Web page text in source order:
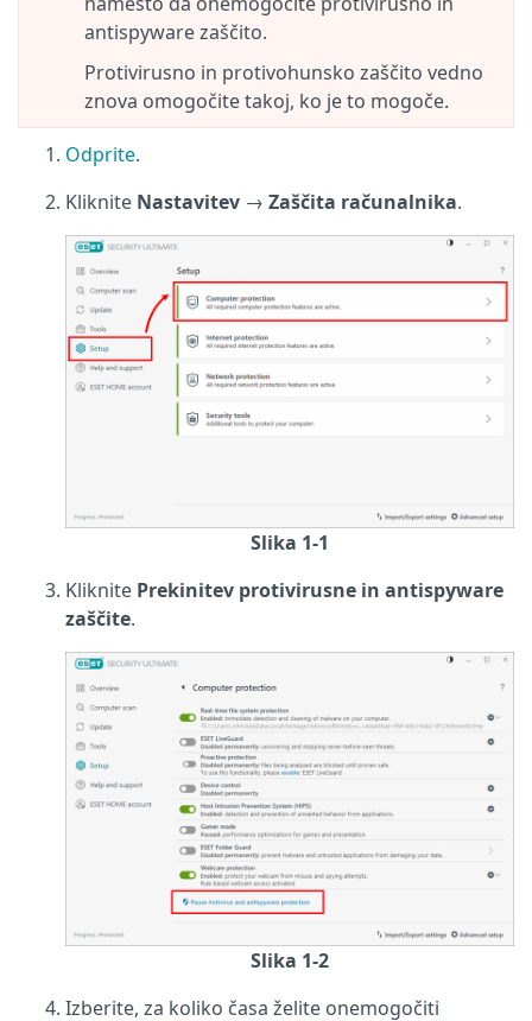
antispyware zaščito.
Protivirusno in protivohunsko zaščito vedno
znova omogočite takoj, ko je to mogoče.
Odprite.
Kliknite Nastavitev → Zaščita računalnika.
Slika 1-1
Kliknite Prekinitev protivirusne in antispyware
zaščite.
Slika 1-2
Izberite, za koliko časa želite onemogočiti